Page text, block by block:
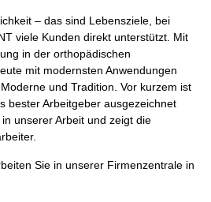
– das sind Lebensziele, bei
viele Kunden direkt unterstützt. Mit
in der orthopädischen
mit modernsten Anwendungen
und Tradition. Vor kurzem ist
bester Arbeitgeber ausgezeichnet
unserer Arbeit und zeigt die
Sie in unserer Firmenzentrale in